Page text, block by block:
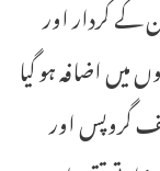
کے کردار اور
اضافہ ہو گیا
گروپس اور